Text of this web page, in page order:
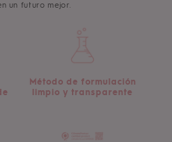
un futuro mejor.
Método de formulación
limpio y transparente